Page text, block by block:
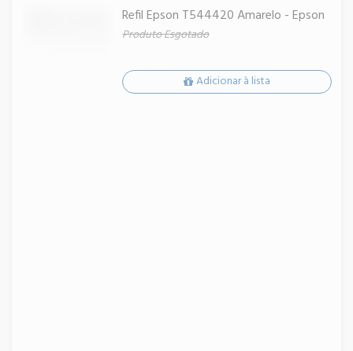
Refil Epson T544420 Amarelo - Epson
Produto Esgotado
Adicionar à lista